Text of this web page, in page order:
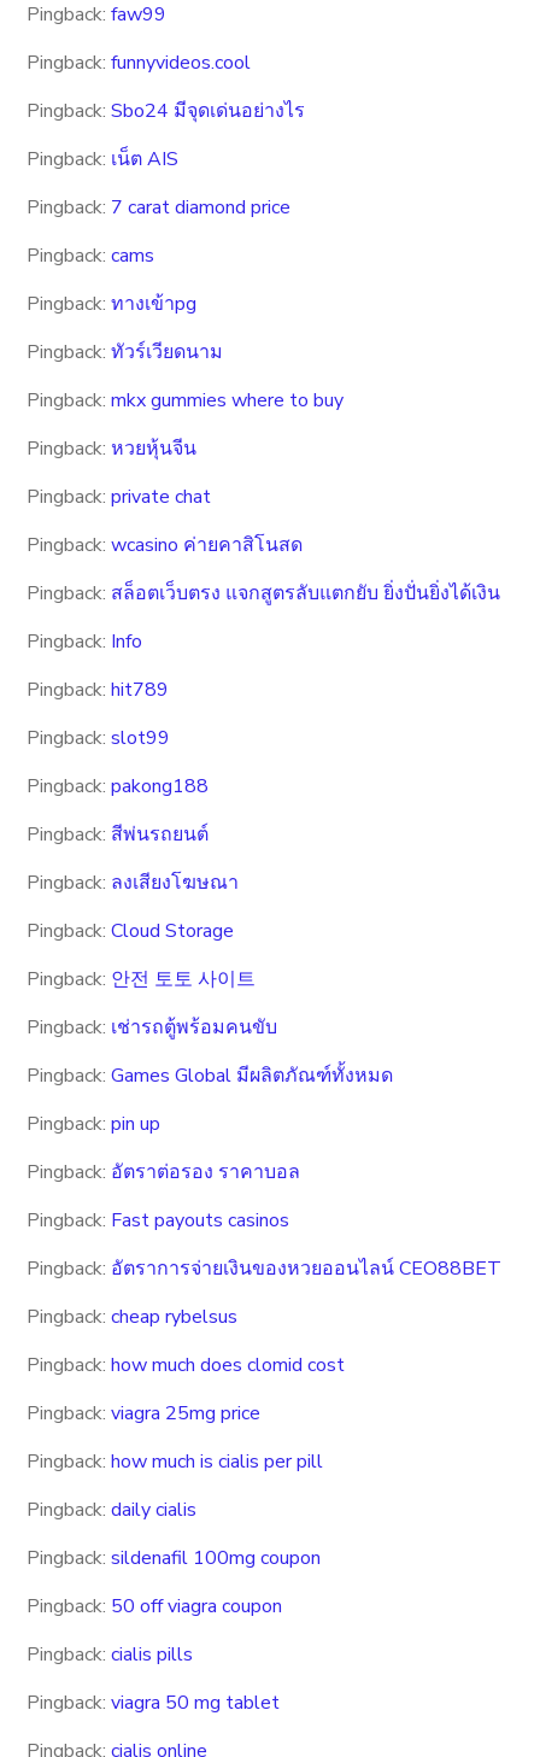
Pingback:faw99
Pingback:funnyvideos.cool
Pingback:Sbo24 มีจุดเด่นอย่างไร
Pingback: เน็ต AIS
Pingback: 7 carat diamond price
Pingback:cams
Pingback:ทางเข้าpg
Pingback:ทัวร์เวียดนาม
Pingback:mkx gummies where to buy
Pingback:หวยหุ้นจีน
Pingback:private chat
Pingback:wcasino ค่ายคาสิโนสด
Pingback: สล็อตเว็บตรง แจกสูตรลับแตกยับ ยิ่งปั่นยิ่งได้เงิน
Pingback: Info
Pingback:hit789
Pingback:slot99
Pingback:pakong188
Pingback: สีพ่นรถยนต์
Pingback: ลงเสียงโฆษณา
Pingback:Cloud Storage
Pingback: 안전 토토 사이트
Pingback: เช่ารถตู้พร้อมคนขับ
Pingback:Games Global มีผลิตภัณฑ์ทั้งหมด
Pingback:pin up
Pingback: อัตราต่อรอง ราคาบอล
Pingback: Fast payouts casinos
Pingback: อัตราการจ่ายเงินของหวยออนไลน์ CEO88BET
Pingback:cheap rybelsus
Pingback:how much does clomid cost
Pingback:viagra 25mg price
Pingback:how much is cialis per pill
Pingback:daily cialis
Pingback:sildenafil 100mg coupon
Pingback: 50 off viagra coupon
Pingback:cialis pills
Pingback:viagra 50 mg tablet
Pingback:cialis online